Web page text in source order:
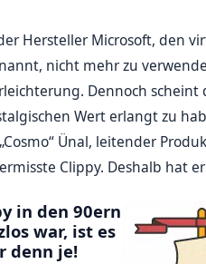
Hersteller Microsoft, den
nicht mehr zu
Dennoch
Wert erlangt zu
Ünal, leitender
Clippy. Deshalb hat
in den 90ern
war, ist es
denn je!